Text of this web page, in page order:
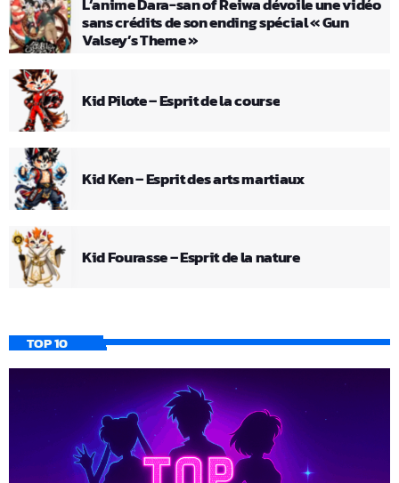
sans crédits de son ending spécial « Gun
Valsey’s Theme »
Kid Pilote – Esprit de la course
Kid Ken – Esprit des arts martiaux
Kid Fourasse – Esprit de la nature
TOP 10